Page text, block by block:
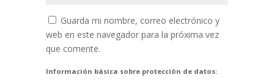
Guarda mi nombre, correo electrónico y
web en este navegador para la próxima vez
que comente.
Información básica sobre protección de datos: